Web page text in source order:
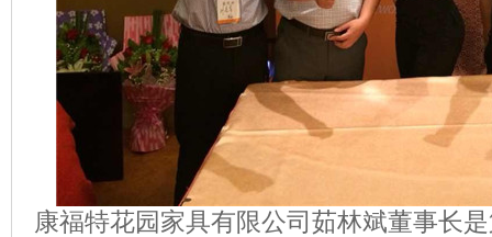
康福特花园家具有限公司茹林斌董事长